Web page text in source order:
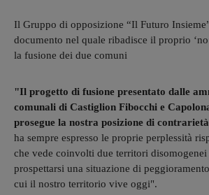
Il Gruppo di opposizione “Il Futuro
documento nel quale ribadisce il proprio
la fusione dei due comuni
"Il progetto di fusione presentato dalle
comunali di Castiglion Fibocchi e
prosegue la nostra posizione di
ha sempre espresso le proprie perplessità
che vede coinvolti due territori disomogenei
prospettarsi una situazione di
cui il nostro territorio vive oggi".